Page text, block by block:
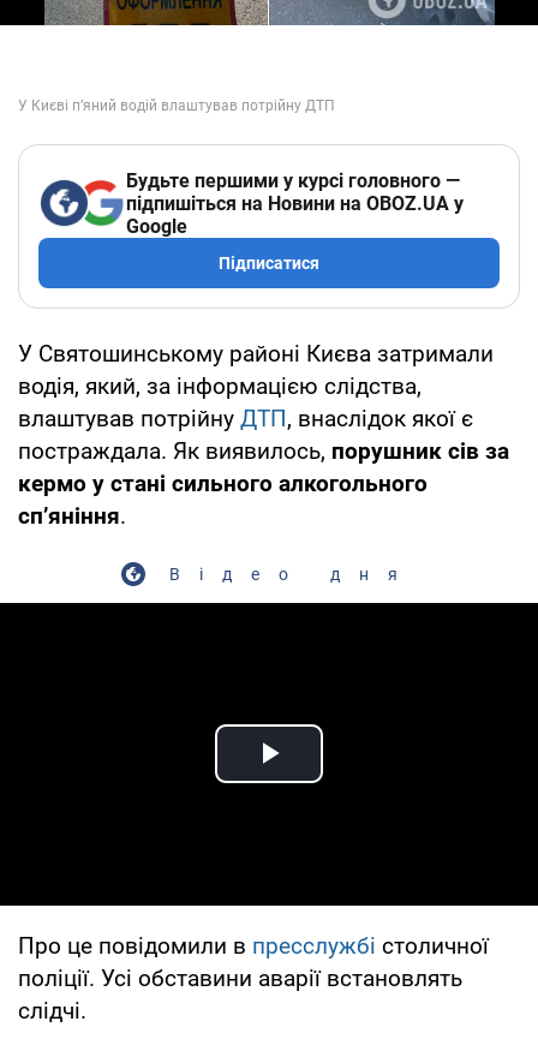
Будьте першими у курсі головного —
підпишіться на Новини на OBOZ.UA у
Google
Підписатися
У Святошинському районі Києва затримали
водія, який, за інформацією слідства,
влаштував потрійну ДТП, внаслідок якої є
постраждала. Як виявилось, порушник сів за
кермо у стані сильного алкогольного
сп’яніння.
Відео дня
Play Video
Про це повідомили в пресслужбі столичної
поліції. Усі обставини аварії встановлять
слідчі.